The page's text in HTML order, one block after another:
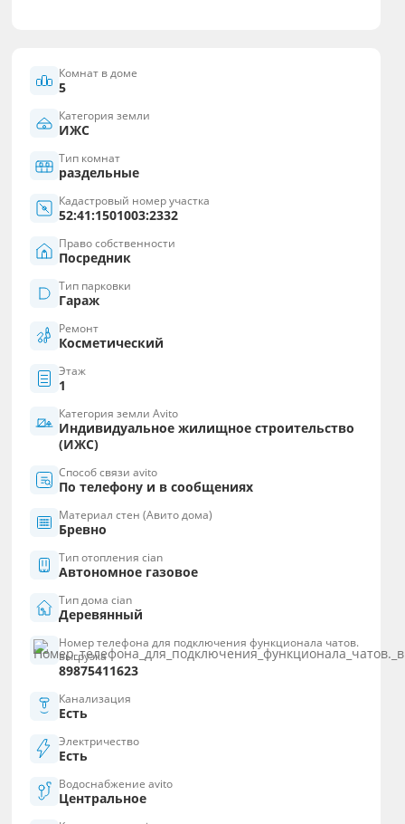
Комнат в доме
5
Категория земли
ИЖС
Тип комнат
раздельные
Кадастровый номер участка
52:41:1501003:2332
Право собственности
Посредник
Тип парковки
Гараж
Ремонт
Косметический
Этаж
1
Категория земли Avito
Индивидуальное жилищное строительство
(ИЖС)
Способ связи avito
По телефону и в сообщениях
Материал стен (Авито дома)
Бревно
Тип отопления cian
Автономное газовое
Тип дома cian
Деревянный
Номер телефона для подключения функционала чатов.
выгрузка
89875411623
Канализация
Есть
Электричество
Есть
Водоснабжение avito
Центральное